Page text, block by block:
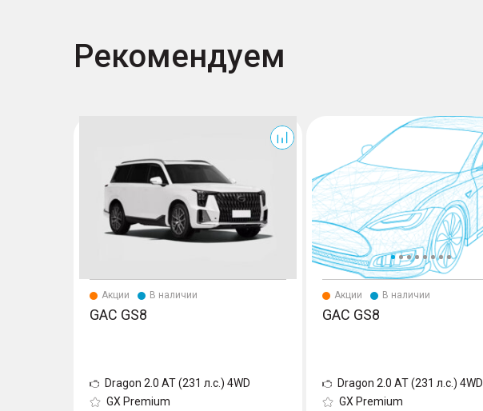
Рекомендуем
Акции В наличии
GAC GS8
Dragon 2.0 AT (231 л.с.) 4WD
GX Premium
Акции В наличии
GAC GS8
Dragon 2.0 AT (231 л.с.) 4WD
GX Premium